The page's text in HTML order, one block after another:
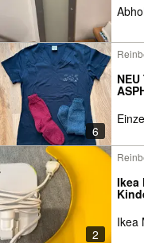
6
2
Ikea
Ikea